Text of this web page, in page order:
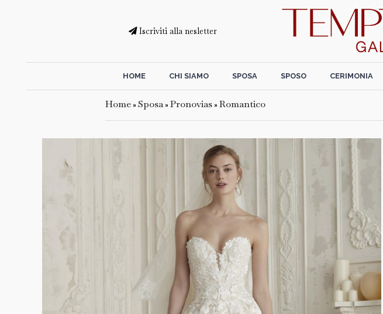
Iscriviti alla nesletter
HOME CHI SIAMO SPOSA SPOSO CERIMONIA
Home»Sposa»Pronovias»Romantico